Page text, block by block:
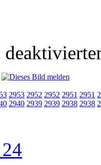
2953 2952 2952 2951 2951
2940 2939 2939 2938 2938